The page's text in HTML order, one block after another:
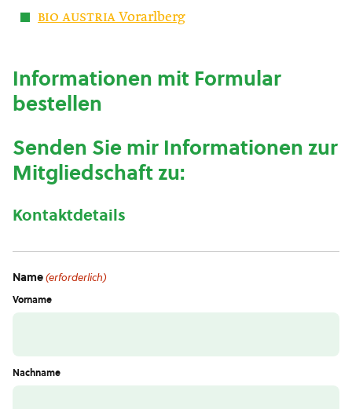
bio austria Vorarlberg
Informationen mit Formular
bestellen
Senden Sie mir Informationen zur
Mitgliedschaft zu:
Kontaktdetails
Name(erforderlich)
Vorname
Nachname